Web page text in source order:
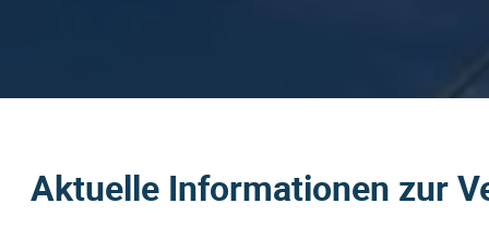
Aktuelle Informationen zur